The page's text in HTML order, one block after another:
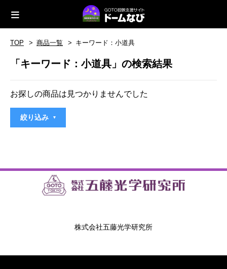
TOP 商品一覧 キーワード：小道具
「キーワード：小道具」の検索結果
お探しの商品は見つかりませんでした
絞り込み
株式会社五藤光学研究所